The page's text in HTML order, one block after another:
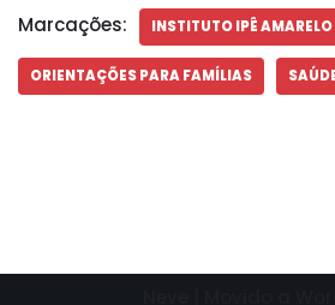
Marcações: INSTITUTO IPÊ AMARELO
ORIENTAÇÕES PARA FAMÍLIAS